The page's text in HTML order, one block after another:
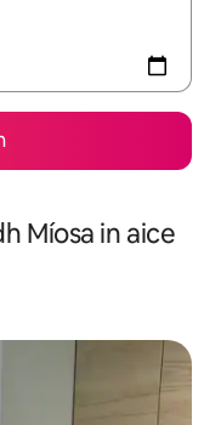
Míosa in aice